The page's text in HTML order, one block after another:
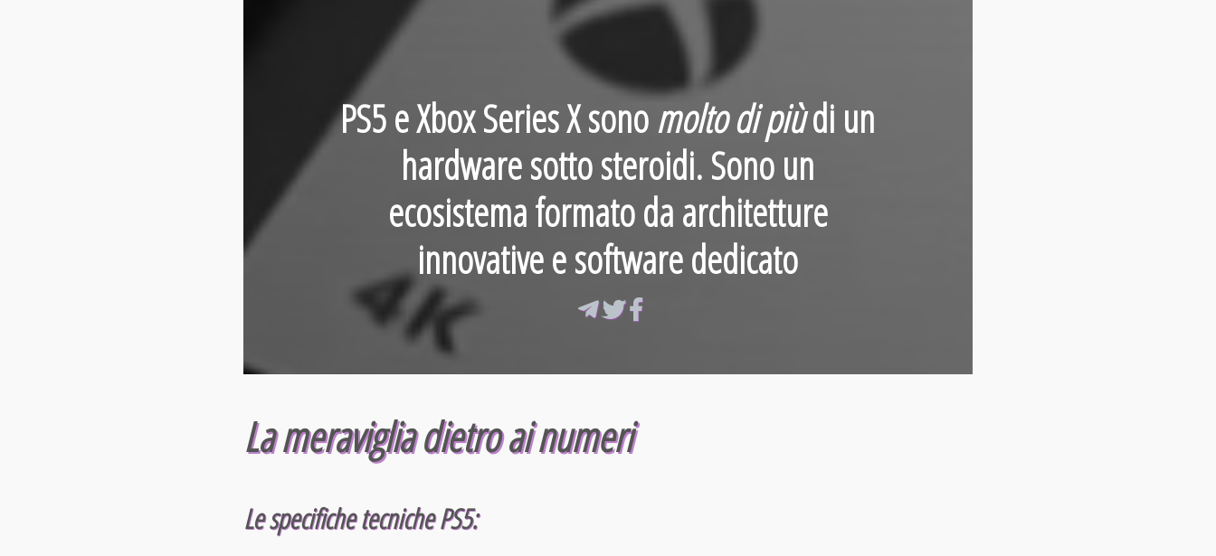
PS5 e Xbox Series X sonomolto di piùdi un
hardware sotto steroidi. Sono un
ecosistema formato daarchitetture
innovativeesoftware dedicato
La meraviglia dietro ai numeri
Lespecifiche tecniche PS5: